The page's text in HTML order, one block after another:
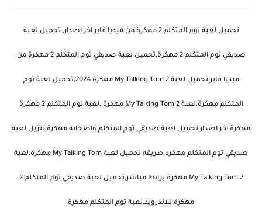
تحميل لعبة توم المتكلم 2 مهكرة من ميديا فاير اخر اصدار, تحميل لعبة
صديقي توم المتكلم 2 مهكرة,تحميل لعبة صديقي توم المتكلم 2 مهكرة من
ميديا فاير,تحميل لعبة My Talking Tom 2 مهكرة 2024,تحميل لعبة توم
المتكلم مهكرة,لعبة My Talking Tom 2 مهكرة ,لعبة توم المتكلم 2 مهكرة
مهكرة اخر اصدار,تحميل لعبة صديقي توم المتكلم واصحابه مهكرة,تنزيل لعبه
صديقي توم المتكلم مهكره,طريقه تحميل لعبة My Talking Tom مهكرة,لعبة
My Talking Tom 2 مهكرة برابط مباشر,تحميل لعبة صديقي توم المتكلم 2
مهكرة للاندرويد,لعبة توم المتكلم مهكرة